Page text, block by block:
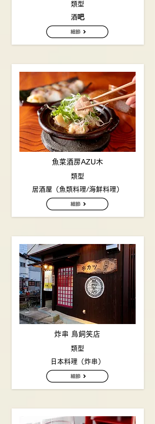
類型
酒吧
魚菜酒房AZU木
類型
居酒屋（魚類料理/海鮮料理）
炸串 鳥飼笑店
類型
日本料理（炸串）